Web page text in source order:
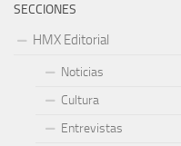
SECCIONES
HMX Editorial
Noticias
Cultura
Entrevistas